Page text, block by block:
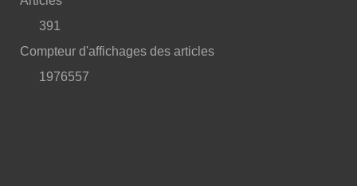
391
Compteur d'affichages des articles
1976557